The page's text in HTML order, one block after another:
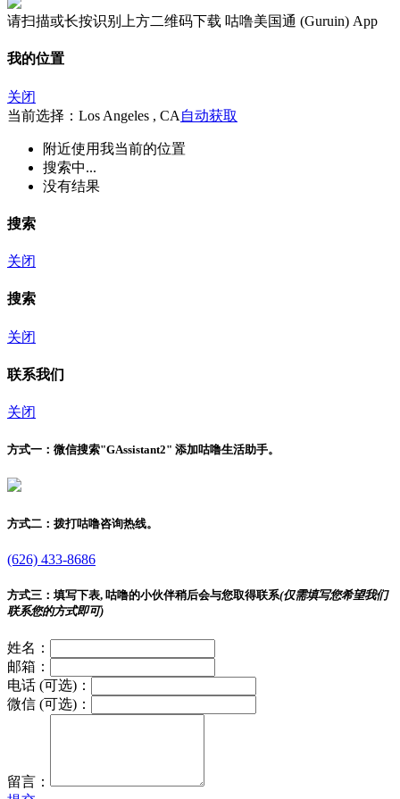
请扫描或长按识别上方二维码下载 咕噜美国通 (Guruin) App
我的位置
关闭
当前选择：Los Angeles , CA 自动获取
附近使用我当前的位置
搜索中...
没有结果
搜索
关闭
搜索
关闭
联系我们
关闭
方式一： 微信搜索"GAssistant2" 添加咕噜生活助手。
方式二： 拨打咕噜咨询热线。
(626) 433-8686
方式三： 填写下表, 咕噜的小伙伴稍后会与您取得联系(仅需填写您希望我们
联系您的方式即可)
姓名：
邮箱：
电话 (可选)：
微信 (可选)：
留言：